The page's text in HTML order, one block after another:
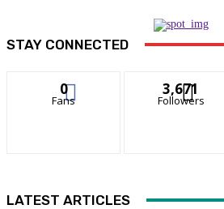
STAY CONNECTED
0
Fans
3,671
Followers
LATEST ARTICLES